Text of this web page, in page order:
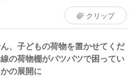
クリップ
ん、子どもの荷物を置かせてくだ
の荷物棚がパツパツで困ってい
の展開に